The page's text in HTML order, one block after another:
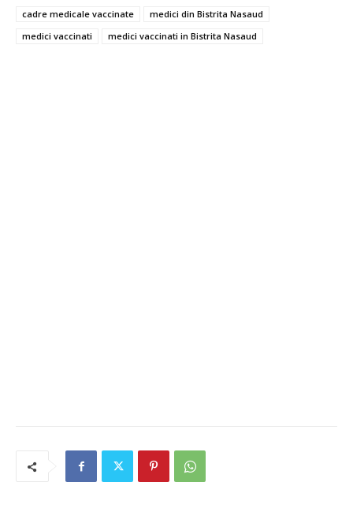
cadre medicale vaccinate
medici din Bistrita Nasaud
medici vaccinati
medici vaccinati in Bistrita Nasaud